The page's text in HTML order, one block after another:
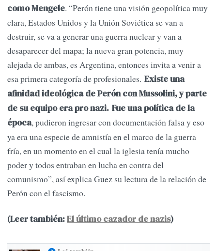
como Mengele. “Perón tiene una visión geopolítica muy
clara, Estados Unidos y la Unión Soviética se van a
destruir, se va a generar una guerra nuclear y van a
desaparecer del mapa; la nueva gran potencia, muy
alejada de ambas, es Argentina, entonces invita a venir a
esa primera categoría de profesionales. Existe una
afinidad ideológica de Perón con Mussolini, y parte
de su equipo era pro nazi. Fue una política de la
época, pudieron ingresar con documentación falsa y eso
ya era una especie de amnistía en el marco de la guerra
fría, en un momento en el cual la iglesia tenía mucho
poder y todos entraban en lucha en contra del
comunismo”, así explica Guez su lectura de la relación de
Perón con el fascismo.
(Leer también:El último cazador de nazis)